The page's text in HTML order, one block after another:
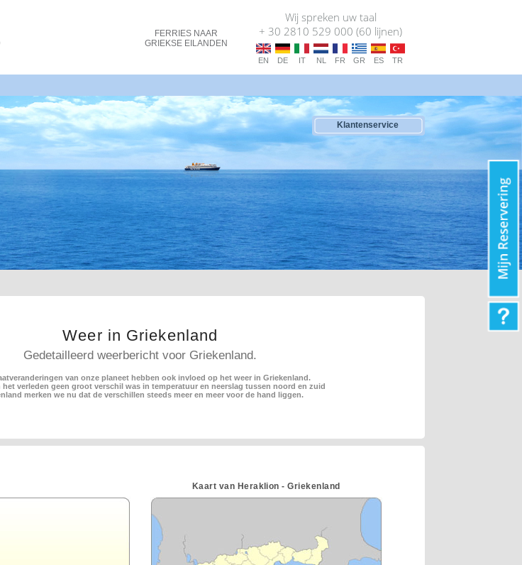
FERRIES NAAR
GRIEKSE EILANDEN
Wij spreken uw taal
+ 30 2810 529 000 (60 lijnen)
EN DE IT NL FR GR ES TR
Venetië naar Griekenland
Klantenservice
Weer in Griekenland
Gedetailleerd weerbericht voor Griekenland.
van onze planeet hebben ook invloed op het weer in Griekenland.
het verleden geen groot verschil was in temperatuur en neerslag tussen noord en zuid
merken we nu dat de verschillen steeds meer en meer voor de hand liggen.
Kaart van Heraklion - Griekenland